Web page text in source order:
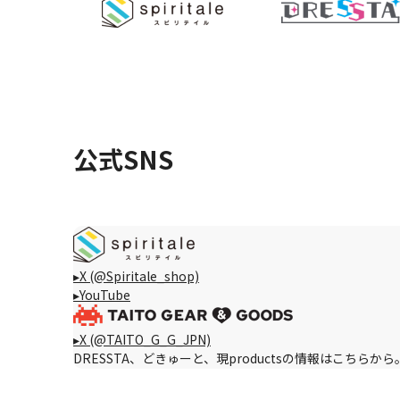
公式SNS
▸X (@Spiritale_shop)
▸YouTube
▸X (@TAITO_G_G_JPN)
DRESSTA、どきゅーと、現productsの情報はこちらから